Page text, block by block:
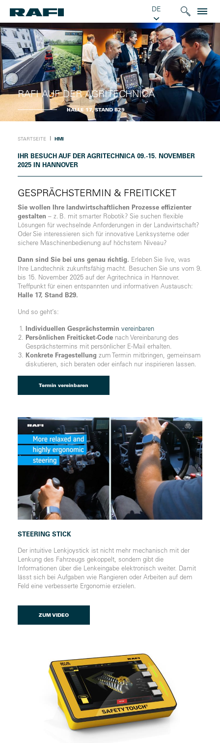
DE
RAFI AUF DER AGRITECHNICA
HALLE 17, STAND B29
STARTSEITE Ι HMI
IHR BESUCH AUF DER AGRITECHNICA 09.-15. NOVEMBER
2025 IN HANNOVER
GESPRÄCHSTERMIN & FREITICKET
Sie wollen Ihre landwirtschaftlichen Prozesse effizienter
gestalten – z. B. mit smarter Robotik? Sie suchen flexible
Lösungen für wechselnde Anforderungen in der Landwirtschaft?
Oder Sie interessieren sich für innovative Lenksysteme oder
sichere Maschinenbedienung auf höchstem Niveau?
Dann sind Sie bei uns genau richtig. Erleben Sie live, was
Ihre Landtechnik zukunftsfähig macht. Besuchen Sie uns vom 9.
bis 15. November 2025 auf der Agritechnica in Hannover.
Treffpunkt für einen entspannten und informativen Austausch:
Halle 17, Stand B29.
Und so geht’s:
Individuellen Gesprächstermin vereinbaren
Persönlichen Freiticket-Code nach Vereinbarung des
Gesprächstermins mit persönlicher E-Mail erhalten.
Konkrete Fragestellung zum Termin mitbringen, gemeinsam
diskutieren, sich beraten oder einfach nur inspirieren lassen.
Termin vereinbaren
STEERING STICK
Der intuitive Lenkjoystick ist nicht mehr mechanisch mit der
Lenkung des Fahrzeugs gekoppelt, sondern gibt die
Informationen über die Lenkeingabe elektronisch weiter. Damit
lässt sich bei Aufgaben wie Rangieren oder Arbeiten auf dem
Feld eine verbesserte Ergonomie erzielen.
ZUM VIDEO